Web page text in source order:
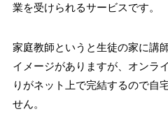
業を受けられるサービスです。
家庭教師というと生徒の家に講
イメージがありますが、オンラ
りがネット上で完結するので自
せん。